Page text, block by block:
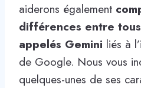
aiderons également
différences entre
appelés Gemini liés à
de Google. Nous vous
quelques-unes de ses